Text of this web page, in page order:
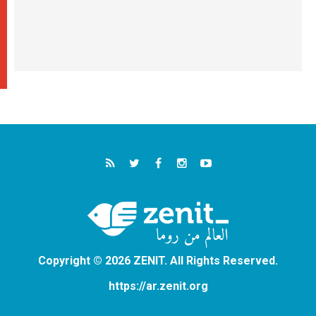
Copyright © 2026 ZENIT. All Rights Reserved.
https://ar.zenit.org